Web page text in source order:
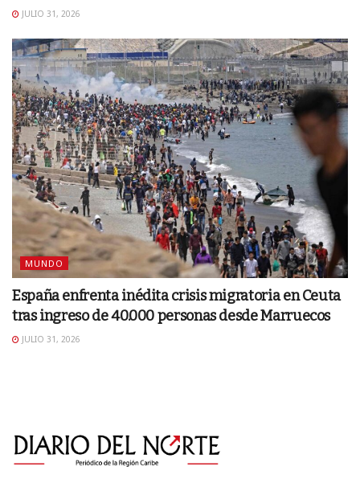
JULIO 31, 2026
MUNDO
España enfrenta inédita crisis migratoria en Ceuta
tras ingreso de 40.000 personas desde Marruecos
JULIO 31, 2026